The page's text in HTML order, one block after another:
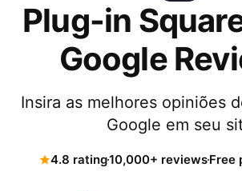
Plug-in
Google
Insira as melhores opiniões
Google em seu
4.8 rating10,000+ reviewsFree